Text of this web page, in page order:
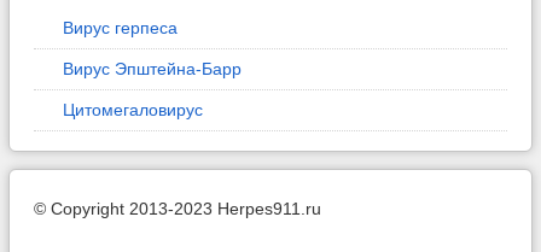
Вирус герпеса
Вирус Эпштейна-Барр
Цитомегаловирус
© Copyright 2013-2023 Herpes911.ru